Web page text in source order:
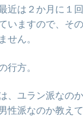
近は２か月に１
いますので、そ
せん。
行方。
、ユラン派なの
性派なのか教え